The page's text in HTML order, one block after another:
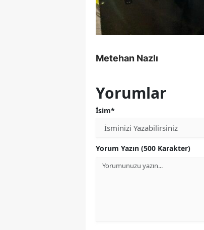
Metehan Nazlı
Yorumlar
İsim*
Yorum Yazın (500 Karakter)